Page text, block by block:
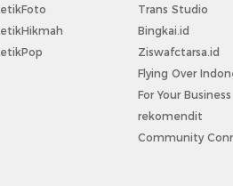
Trans Studio
Bingkai.id
Ziswafctarsa.id
Flying Over
For Your Business
rekomendit
Community